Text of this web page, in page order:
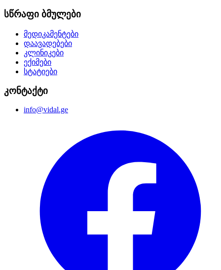
სწრაფი ბმულები
მედიკამენტები
დაავადებები
კლინიკები
ექიმები
სტატიები
კონტაქტი
info@vidal.ge